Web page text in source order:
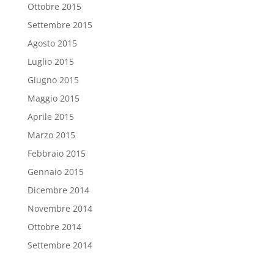
Ottobre 2015
Settembre 2015
Agosto 2015
Luglio 2015
Giugno 2015
Maggio 2015
Aprile 2015
Marzo 2015
Febbraio 2015
Gennaio 2015
Dicembre 2014
Novembre 2014
Ottobre 2014
Settembre 2014